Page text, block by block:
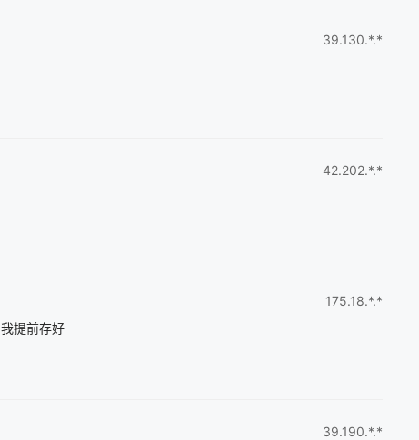
39.130.*.*
42.202.*.*
提前存好
175.18.*.*
39.190.*.*